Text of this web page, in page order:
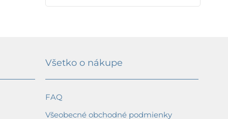
Všetko o nákupe
FAQ
Všeobecné obchodné podmienky